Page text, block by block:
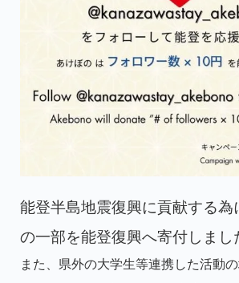
能登半島地震復興に貢献する為
の一部を能登復興へ寄付しまし
また、県外の大学生等連携した活動